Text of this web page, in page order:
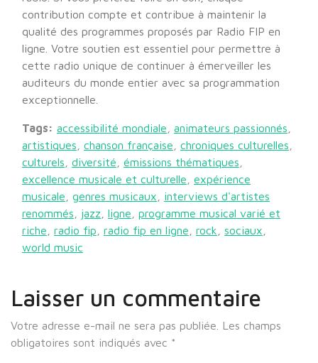
contribution compte et contribue à maintenir la
qualité des programmes proposés par Radio FIP en
ligne. Votre soutien est essentiel pour permettre à
cette radio unique de continuer à émerveiller les
auditeurs du monde entier avec sa programmation
exceptionnelle.
Tags: accessibilité mondiale animateurs passionnés
artistiques
chanson française chroniques culturelles
culturels
diversité émissions thématiques
excellence musicale et culturelle
expérience
musicale
genres musicaux
interviews d'artistes
renommés
jazz ligne
programme musical varié et
riche
radio fip radio fip en ligne rock sociaux
world music
Laisser un commentaire
Votre adresse e-mail ne sera pas publiée.
Les champs
obligatoires sont indiqués avec *